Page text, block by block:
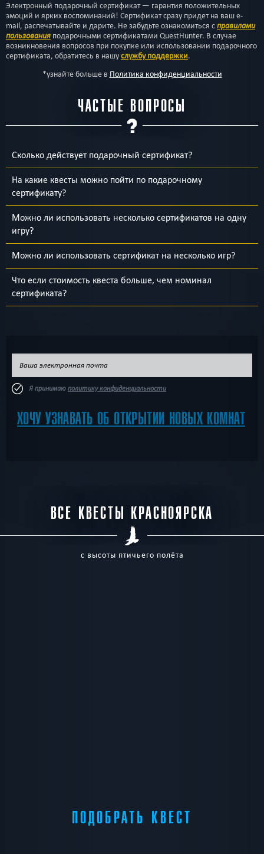
Электронный подарочный сертификат — гарантия положительных
эмоций и ярких воспоминаний! Сертификат сразу придет на ваш e-
mail, распечатывайте и дарите. Не забудьте ознакомиться справилами
пользования подарочными сертификатами QuestHunter. В случае
возникновения вопросов при покупке или использовании подарочного
сертификата, обратитесь в нашуслужбу поддержки.
*узнайте больше в Политика конфиденциальности
ЧАСТЫЕ ВОПРОСЫ
Сколько действует подарочный сертификат?
На какие квесты можно пойти по подарочному
сертификату?
Можно ли использовать несколько сертификатов на одну
игру?
Можно ли использовать сертификат на несколько игр?
Что если стоимость квеста больше, чем номинал
сертификата?
Я принимаю политику конфиденциальности
ХОЧУ УЗНАВАТЬ ОБ ОТКРЫТИИ НОВЫХ КОМНАТ
ВСЕ КВЕСТЫ КРАСНОЯРСКА
с высоты птичьего полёта
ПОДОБРАТЬ КВЕСТ